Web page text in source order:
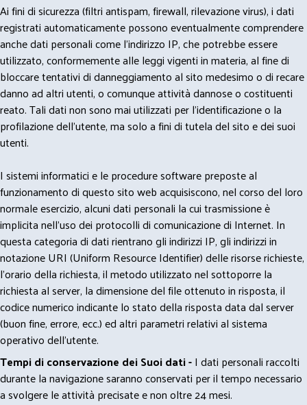
Ai fini di sicurezza (filtri antispam, firewall, rilevazione virus), i dati
registrati automaticamente possono eventualmente comprendere
anche dati personali come l'indirizzo IP, che potrebbe essere
utilizzato, conformemente alle leggi vigenti in materia, al fine di
bloccare tentativi di danneggiamento al sito medesimo o di recare
danno ad altri utenti, o comunque attività dannose o costituenti
reato. Tali dati non sono mai utilizzati per l'identificazione o la
profilazione dell'utente, ma solo a fini di tutela del sito e dei suoi
utenti.
I sistemi informatici e le procedure software preposte al
funzionamento di questo sito web acquisiscono, nel corso del loro
normale esercizio, alcuni dati personali la cui trasmissione è
implicita nell'uso dei protocolli di comunicazione di Internet. In
questa categoria di dati rientrano gli indirizzi IP, gli indirizzi in
notazione URI (Uniform Resource Identifier) delle risorse richieste,
l'orario della richiesta, il metodo utilizzato nel sottoporre la
richiesta al server, la dimensione del file ottenuto in risposta, il
codice numerico indicante lo stato della risposta data dal server
(buon fine, errore, ecc.) ed altri parametri relativi al sistema
operativo dell'utente.
Tempi di conservazione dei Suoi dati -I dati personali raccolti
durante la navigazione saranno conservati per il tempo necessario
a svolgere le attività precisate e non oltre 24 mesi.